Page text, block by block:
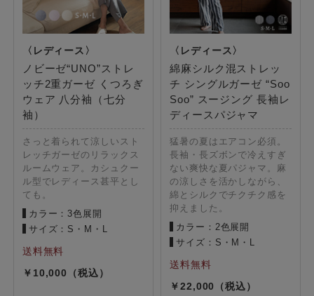
ノビーゼ“UNO”ストレ
ッチ2重ガーゼ くつろぎ
ウェア 八分袖（七分
袖）
さっと着られて涼しいスト
レッチガーゼのリラックス
ルームウェア。カシュクー
ル型でレディース甚平とし
ても。
カラー：3色展開
サイズ：S・M・L
10,000
綿麻シルク混ストレッ
チ シングルガーゼ “Soo
Soo” スージング 長袖レ
ディースパジャマ
猛暑の夏はエアコン必須。
長袖・長ズボンで冷えすぎ
ない爽快な夏パジャマ。麻
の涼しさを活かしながら、
綿とシルクでチクチク感を
抑えました。
カラー：2色展開
サイズ：S・M・L
22,000